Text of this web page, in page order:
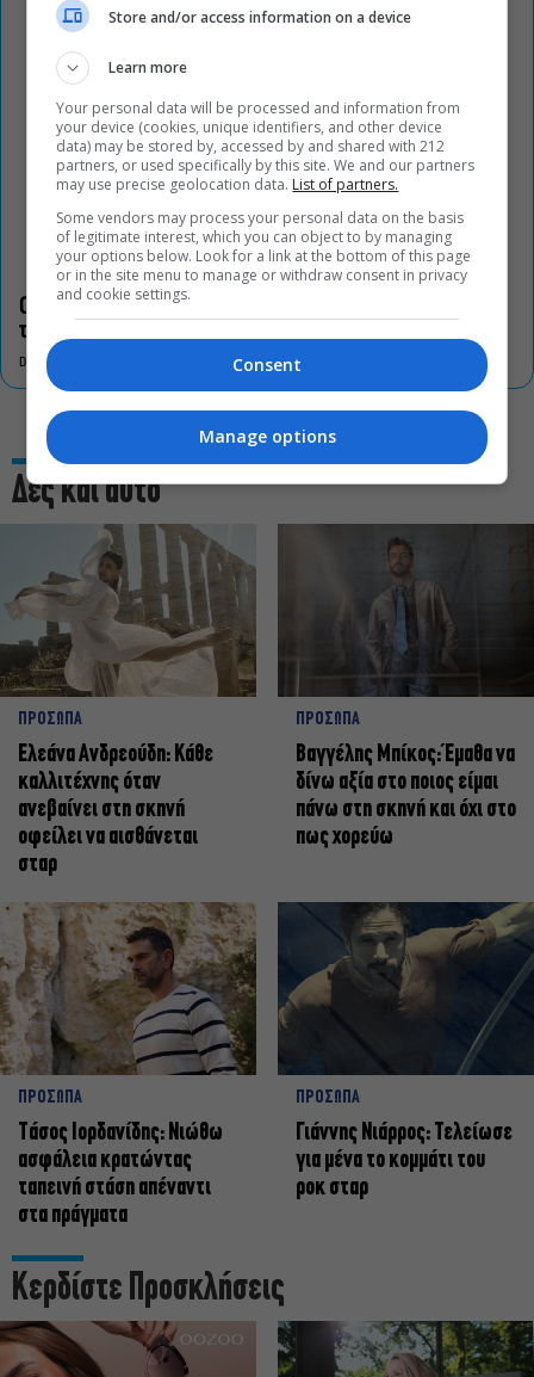
Οι «Τρωάδες» στην Επίδαυρο αλλάζουν την αντίληψη για
τον πολιτισμό
DON'T MISS
Δες και αυτό
ΠΡΟΣΩΠΑ
Ελεάνα Ανδρεούδη: Κάθε
καλλιτέχνης όταν
ανεβαίνει στη σκηνή
οφείλει να αισθάνεται
σταρ
ΠΡΟΣΩΠΑ
Βαγγέλης Μπίκος: Έμαθα να
δίνω αξία στο ποιος είμαι
πάνω στη σκηνή και όχι στο
πως χορεύω
ΠΡΟΣΩΠΑ
Tάσος Ιορδανίδης: Νιώθω
ασφάλεια κρατώντας
ταπεινή στάση απέναντι
στα πράγματα
ΠΡΟΣΩΠΑ
Γιάννης Νιάρρος: Τελείωσε
για μένα το κομμάτι του
ροκ σταρ
Κερδίστε Προσκλήσεις
Store and/or access information on a device
Learn more
Your personal data will be processed and information from
your device (cookies, unique identifiers, and other device
data) may be stored by, accessed by and shared with 212
partners, or used specifically by this site. We and our partners
may use precise geolocation data. List of partners.
Some vendors may process your personal data on the basis
of legitimate interest, which you can object to by managing
your options below. Look for a link at the bottom of this page
or in the site menu to manage or withdraw consent in privacy
and cookie settings.
Consent
Manage options